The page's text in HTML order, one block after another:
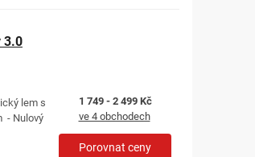
3.0
lem s
- Nulový
1 749 - 2 499 Kč
ve 4 obchodech
Porovnat ceny